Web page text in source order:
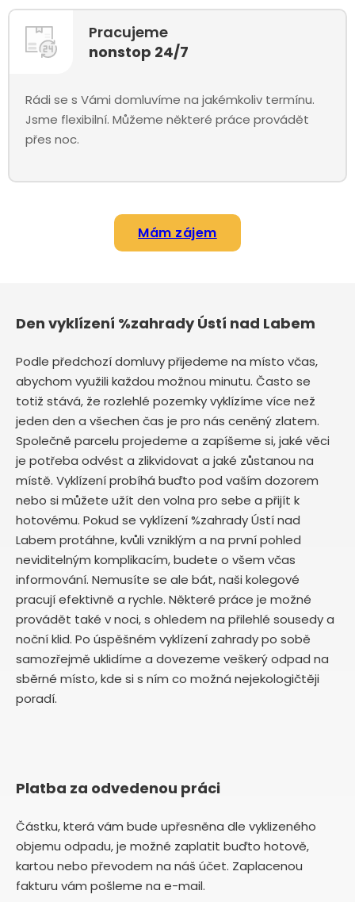
Pracujeme
nonstop 24/7
Rádi se s Vámi domluvíme na jakémkoliv termínu.
Jsme flexibilní. Můžeme některé práce provádět
přes noc.
Mám zájem
Den vyklízení %zahrady Ústí nad Labem
Podle předchozí domluvy přijedeme na místo včas,
abychom využili každou možnou minutu. Často se
totiž stává, že rozlehlé pozemky vyklízíme více než
jeden den a všechen čas je pro nás ceněný zlatem.
Společně parcelu projedeme a zapíšeme si, jaké věci
je potřeba odvést a zlikvidovat a jaké zůstanou na
místě. Vyklízení probíhá buďto pod vaším dozorem
nebo si můžete užít den volna pro sebe a přijít k
hotovému. Pokud se vyklízení %zahrady Ústí nad
Labem protáhne, kvůli vzniklým a na první pohled
neviditelným komplikacím, budete o všem včas
informování. Nemusíte se ale bát, naši kolegové
pracují efektivně a rychle. Některé práce je možné
provádět také v noci, s ohledem na přilehlé sousedy a
noční klid. Po úspěšném vyklízení zahrady po sobě
samozřejmě uklidíme a dovezeme veškerý odpad na
sběrné místo, kde si s ním co možná nejekologičtěji
poradí.
Platba za odvedenou práci
Částku, která vám bude upřesněna dle vyklizeného
objemu odpadu, je možné zaplatit buďto hotově,
kartou nebo převodem na náš účet. Zaplacenou
fakturu vám pošleme na e-mail.